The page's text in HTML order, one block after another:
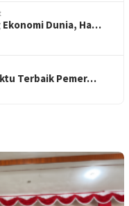
Ekonomi Dunia, Ha…
Terbaik Pemer…